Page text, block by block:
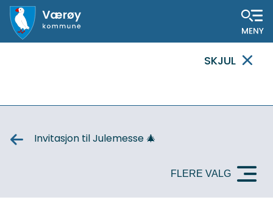
MELDING
SKJUL
Invitasjon til Julemesse 🎄
FLERE VALG